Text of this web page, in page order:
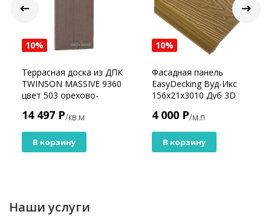
10%
Террасная доска из ДПК
TWINSON MASSIVE 9360
цвет 503 орехово-
14 497 Р/кв.м
В корзину
10%
Фасадная панель
EasyDecking Вуд-Икс
156х21х3010 Дуб 3D
4 000 Р/м.п
В корзину
Наши услуги